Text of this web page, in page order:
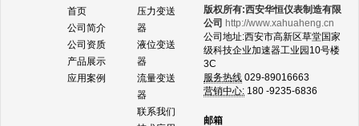
首页
公司简介
公司资质
产品展示
应用案例
压力变送
器
液位变送
器
流量变送
器
联系我们
版权所有:西安华恒仪表制造有限
公司 http://www.xahuaheng.cn
公司地址:西安市高新区草堂国家
级科技企业加速器工业园10号楼
3C
服务热线 029-89016663
营销中心: 180 -9235-6836
邮箱